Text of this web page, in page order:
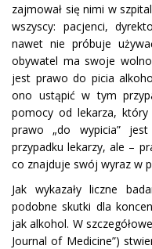
zajmował się nimi w
wszyscy: pacjenci,
nawet nie próbuje
obywatel ma swoje
jest prawo do picia
ono ustąpić w tym
pomocy od lekarza,
prawo „do wypicia”
przypadku lekarzy, ale –
co znajduje swój wyraz w
Jak wykazały liczne
podobne skutki dla
jak alkohol. W
Journal of Medicine”)